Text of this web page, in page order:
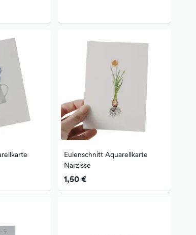
Eulenschnitt Aquarellkarte
Narzisse
1,50 €